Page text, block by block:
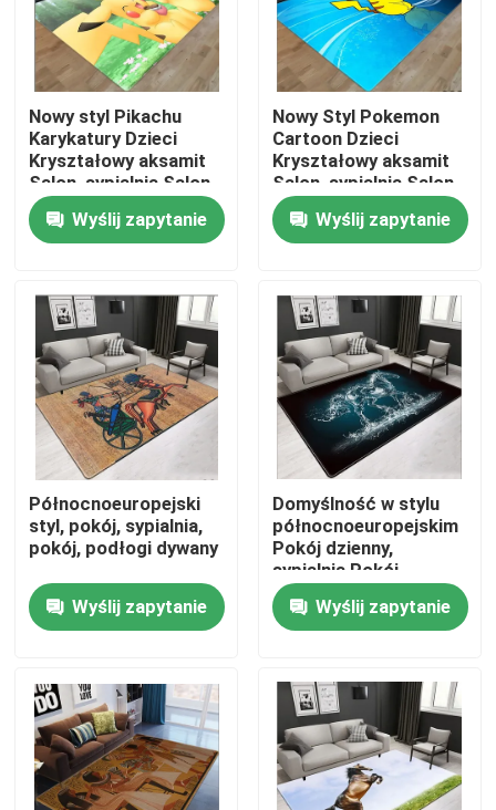
Dom
Produkty
Filmy
O nas
Wycieczka po fabryce
Kontrola jakości
Poprosić o wycenę
Dywany podłogowe do sypialni
Dywany podłogowe do salonu
Nowy styl Pikachu
Karykatury Dzieci
Kryształowy aksamit
Salon, sypialnia Salon
Podłogi dywany
Wyślij zapytanie
Nowy Styl Pokemon
Cartoon Dzieci
Kryształowy aksamit
Salon, sypialnia Salon
Podłogi Dywany
Wyślij zapytanie
Północnoeuropejski
styl, pokój, sypialnia,
pokój, podłogi dywany
Wyślij zapytanie
Domyślność w stylu
północnoeuropejskim
Pokój dzienny,
sypialnia Pokój
dzienny Dywany
podłogowe
Wyślij zapytanie